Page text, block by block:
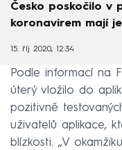
Česko poskočilo v
koronavirem mají
15. říj 2020, 12:34
Podle informací na
úterý vložilo do
pozitivně
uživatelů aplikace,
blízkosti. „V